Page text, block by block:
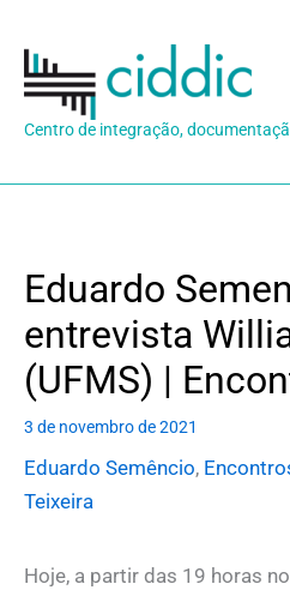
para
conteúdo
Centro de integração,
Eduardo
entrevista
(UFMS) |
3 de novembro de 2021
Eduardo Semêncio,
Teixeira
Hoje, a partir das 19 horas